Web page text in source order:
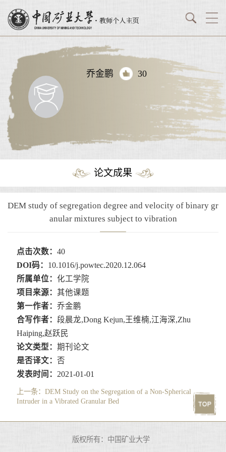
乔金鹏 30
论文成果
DEM study of segregation degree and velocity of binary gr
anular mixtures subject to vibration
点击次数： 40
DOI码： 10.1016/j.powtec.2020.12.064
所属单位： 化工学院
项目来源： 其他课题
第一作者： 乔金鹏
合写作者： 段晨龙,Dong Kejun,王维楠,江海深,Zhu
Haiping,赵跃民
论文类型： 期刊论文
是否译文： 否
发表时间： 2021-01-01
上一条： DEM Study on the Segregation of a Non-Spherical
Intruder in a Vibrated Granular Bed
版权所有：中国矿业大学